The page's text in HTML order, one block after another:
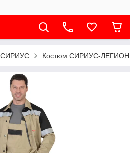
СИРИУС Костюм СИРИУС-